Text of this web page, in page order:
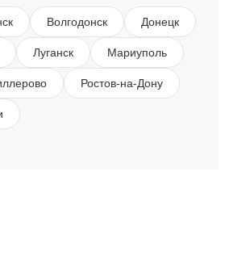
Волгодонск Донецк
Луганск Мариуполь
Ростов-на-Дону